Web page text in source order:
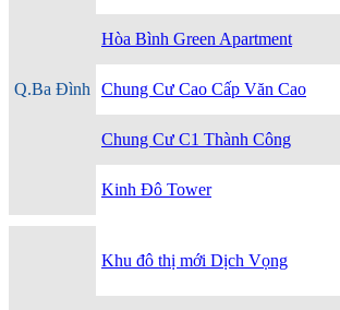
Q.Ba Đình
Hòa Bình Green Apartment
Chung Cư Cao Cấp Văn Cao
Chung Cư C1 Thành Công
Kinh Đô Tower
Khu đô thị mới Dịch Vọng